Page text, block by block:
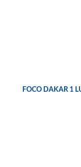
FOCO DAKAR 1